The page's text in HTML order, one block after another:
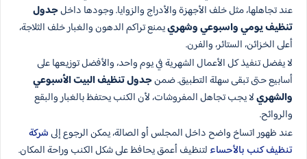
عند تجاهلها، مثل خلف الأجهزة والأدراج والزوايا. وجودها داخلجدول
تنظيف يومي واسبوعي وشهرييمنع تراكم الدهون والغبار خلف الثلاجة،
أعلى الخزائن، الستائر، والفرن.
لا يفضل تنفيذ كل الأعمال الشهرية في يوم واحد، والأفضل توزيعها على
أسابيع حتى تبقى سهلة التطبيق. ضمنجدول تنظيف البيت الأسبوعي
والشهريلا يجب تجاهل المفروشات، لأن الكنب يحتفظ بالغبار والبقع
والروائح.
عند ظهور اتساخ واضح داخل المجلس أو الصالة، يمكن الرجوع إلىشركة
تنظيف كنب بالأحساء لتنظيف أعمق يحافظ على شكل الكنب وراحة المكان.